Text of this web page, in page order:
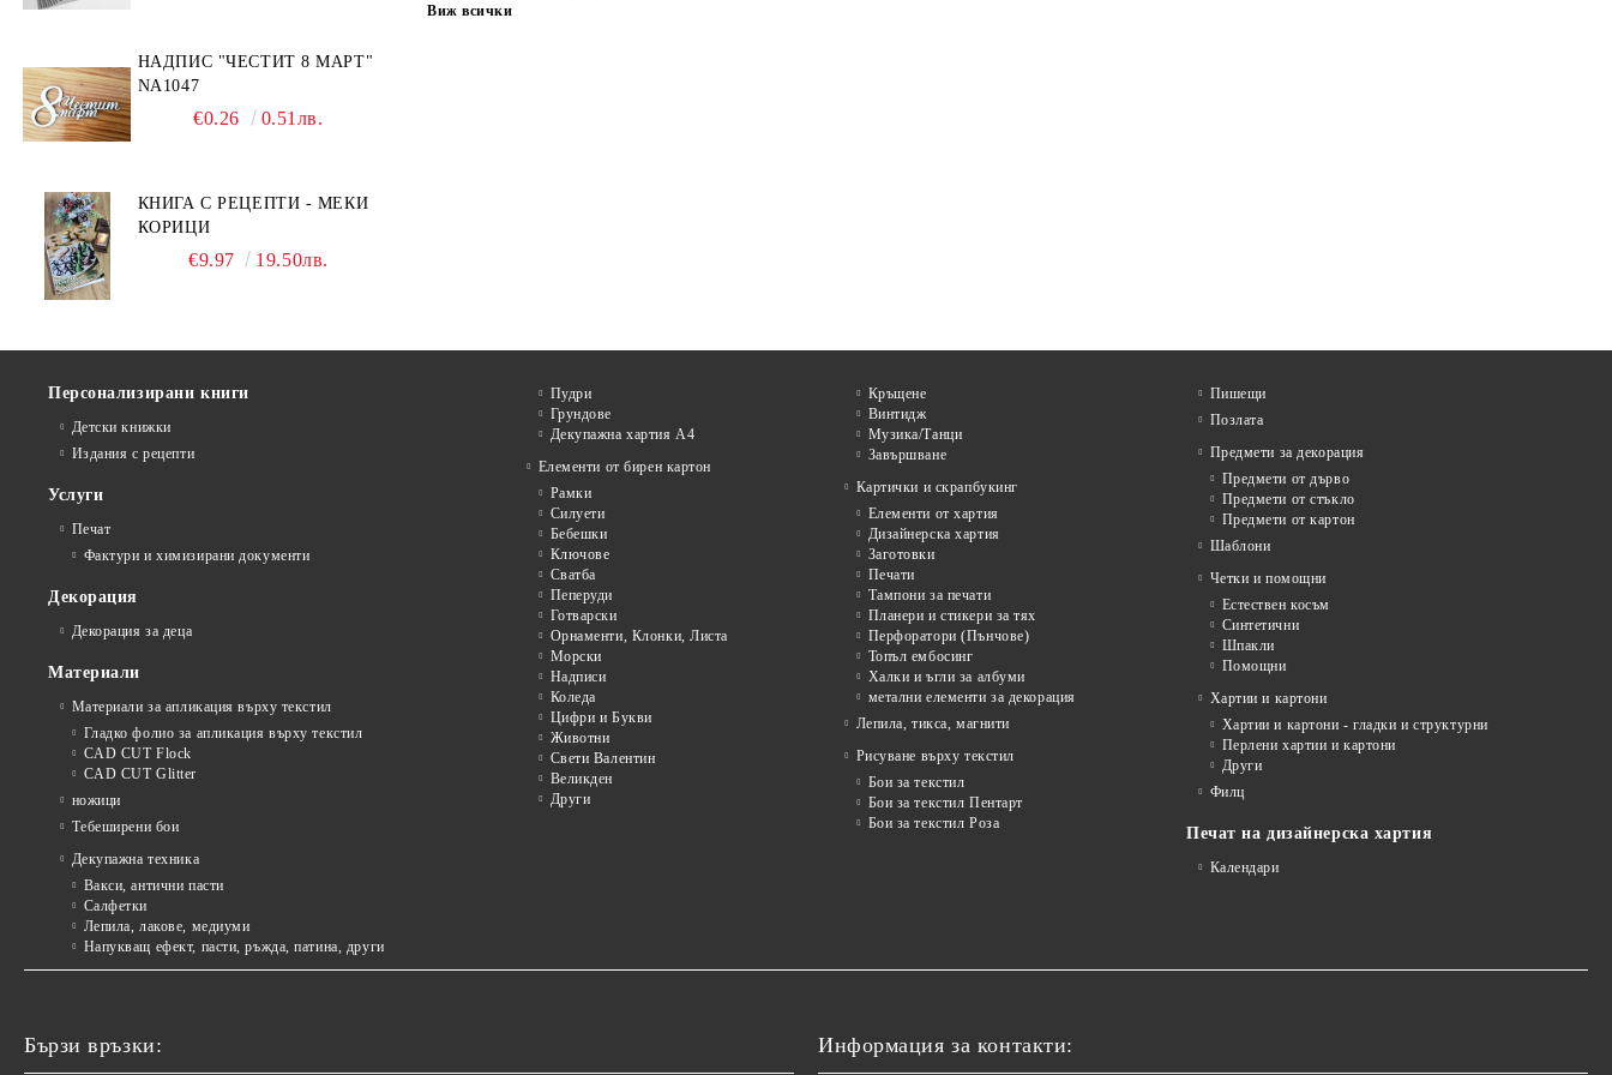
НАДПИС "ЧЕСТИТ 8 МАРТ"
NA1047
€0.26 0.51лв.
КНИГА С РЕЦЕПТИ - МЕКИ
КОРИЦИ
€9.97 19.50лв.
Виж всички
Персонализирани книги
Детски книжки
Издания с рецепти
Услуги
Печат
Фактури и химизирани документи
Декорация
Декорация за деца
Материали
Материали за апликация върху текстил
Гладко фолио за апликация върху текстил
CAD CUT Flock
CAD CUT Glitter
ножици
Тебеширени бои
Декупажна техника
Вакси, антични пасти
Салфетки
Лепила, лакове, медиуми
Напукващ ефект, пасти, ръжда, патина, други
Пудри
Грундове
Декупажна хартия А4
Елементи от бирен картон
Рамки
Силуети
Бебешки
Ключове
Сватба
Пеперуди
Готварски
Орнаменти, Клонки, Листа
Морски
Надписи
Коледа
Цифри и Букви
Животни
Свети Валентин
Великден
Други
Кръщене
Винтидж
Музика/Танци
Завършване
Картички и скрапбукинг
Елементи от хартия
Дизайнерска хартия
Заготовки
Печати
Тампони за печати
Планери и стикери за тях
Перфоратори (Пънчове)
Топъл ембосинг
Халки и ъгли за албуми
метални елементи за декорация
Лепила, тикса, магнити
Рисуване върху текстил
Бои за текстил
Бои за текстил Пентарт
Бои за текстил Роза
Пишещи
Позлата
Предмети за декорация
Предмети от дърво
Предмети от стъкло
Предмети от картон
Шаблони
Четки и помощни
Естествен косъм
Синтетични
Шпакли
Помощни
Хартии и картони
Хартии и картони - гладки и структурни
Перлени хартии и картони
Други
Филц
Печат на дизайнерска хартия
Календари
Бързи връзки: Информация за контакти: